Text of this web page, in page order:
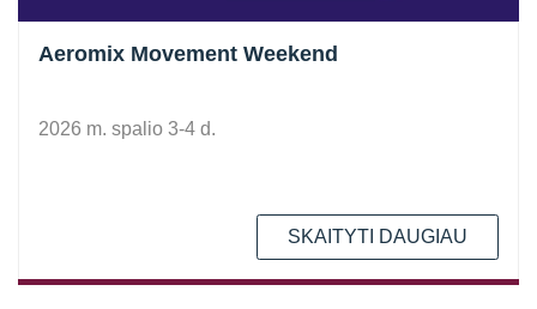
Aeromix Movement Weekend
2026 m. spalio 3-4 d.
SKAITYTI DAUGIAU